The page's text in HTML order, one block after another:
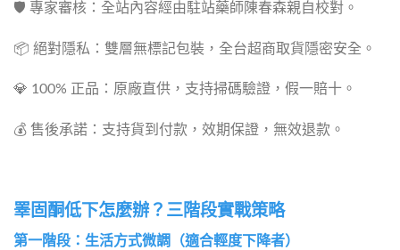
🛡️ 專家審核：全站內容經由駐站藥師陳春森親自校對。
📦 絕對隱私：雙層無標記包裝，全台超商取貨隱密安全。
💎 100% 正品：原廠直供，支持掃碼驗證，假一賠十。
💰 售後承諾：支持貨到付款，效期保證，無效退款。
睪固酮低下怎麼辦？三階段實戰策略
第一階段：生活方式微調（適合輕度下降者）